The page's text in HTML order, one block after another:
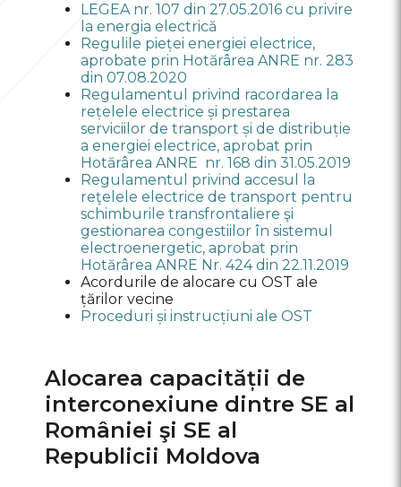
de racordare a instalației de
utilizare
LEGEA nr. 107 din 27.05.2016 cu privire
la energia electrică
Regulile pieței energiei electrice,
aprobate prin Hotărârea ANRE nr. 283
din 07.08.2020
Regulamentul privind racordarea la
rețelele electrice și prestarea
serviciilor de transport și de distribuție
a energiei electrice, aprobat prin
Hotărârea ANRE nr. 168 din 31.05.2019
Regulamentul privind accesul la
reţelele electrice de transport pentru
schimburile transfrontaliere şi
gestionarea congestiilor în sistemul
electroenergetic, aprobat prin
Hotărârea ANRE Nr. 424 din 22.11.2019
Acordurile de alocare cu OST ale
țărilor vecine
Proceduri și instrucțiuni ale OST
Alocarea capacității de
interconexiune dintre SE al
României şi SE al
Republicii Moldova